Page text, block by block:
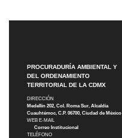
PROCURADURÍA AMBIENTAL Y
DEL ORDENAMIENTO
TERRITORIAL DE LA CDMX
DIRECCIÓN
Medellín 202, Col. Roma Sur, Alcaldía
Cuauhtémoc, C.P. 06700, Ciudad de México
WEB E-MAIL
Correo Institucional
TELÉFONO